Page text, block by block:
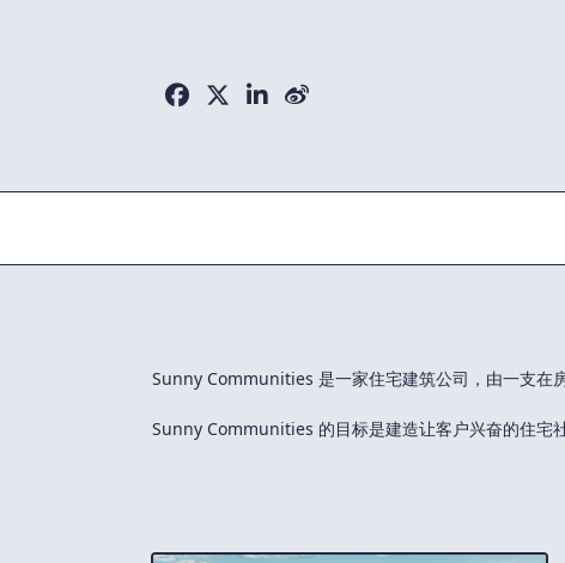
Sunny Communities 是一家住宅建筑公司，由一支在
Sunny Communities 的目标是建造让客户兴奋的住宅